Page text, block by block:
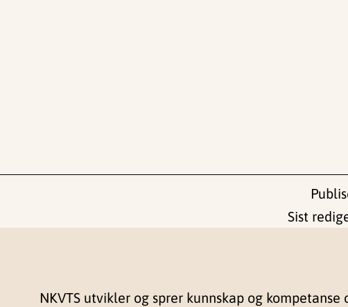
Sist
NKVTS utvikler og sprer kunnskap og kompetanse